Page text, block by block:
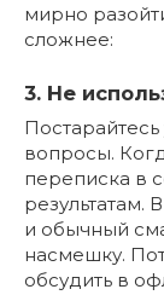
мирно
сложнее:
3. Не
вопросы.
переписка в
результатам.
и обычный
насмешку.
обсудить в